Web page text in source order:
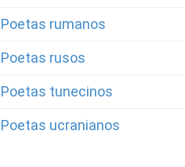
Poetas rumanos
Poetas rusos
Poetas tunecinos
Poetas ucranianos